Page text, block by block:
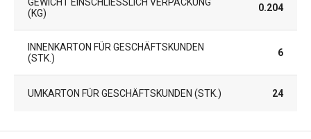
KG)
0.204
INNENKARTON FÜR GESCHÄFTSKUNDEN
(STK.)
6
UMKARTON FÜR GESCHÄFTSKUNDEN (STK.) 24